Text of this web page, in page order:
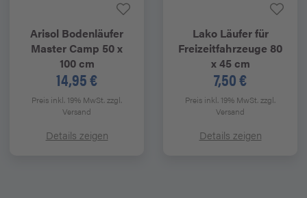
Arisol Bodenläufer
Master Camp 50 x
100 cm
14,95 €
Preis inkl. 19% MwSt.zzgl.
Versand
Details zeigen
LakoLäufer für
Freizeitfahrzeuge 80
x 45 cm
7,50 €
Preis inkl. 19% MwSt.zzgl.
Versand
Details zeigen